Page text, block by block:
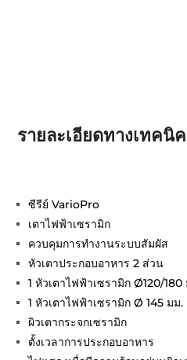
รายละเอียดทางเทคนิค
ซีรีย์ VarioPro
เตาไฟฟ้าเซรามิก
ควบคุมการทำงานระบบสัมผัส
หัวเตาประกอบอาหาร 2 ส่วน
1 หัวเตาไฟฟ้าเซรามิก Ø120/180
1 หัวเตาไฟฟ้าเซรามิก Ø 145 มม.
ผิวเตากระจกเซรามิก
ตั้งเวลาการประกอบอาหาร